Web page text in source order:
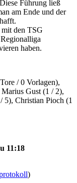
Führung ließ
am Ende und der
den TSG
haben.
/ 0 Vorlagen),
Gust (1 / 2),
5), Christian Pioch (1
11:18
)